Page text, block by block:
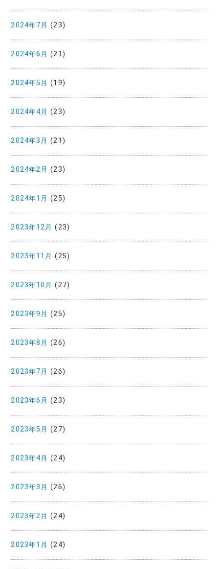
2024年7月 (23)
2024年6月 (21)
2024年5月 (19)
2024年4月 (23)
2024年3月 (21)
2024年2月 (23)
2024年1月 (25)
2023年12月 (23)
2023年11月 (25)
2023年10月 (27)
2023年9月 (25)
2023年8月 (26)
2023年7月 (26)
2023年6月 (23)
2023年5月 (27)
2023年4月 (24)
2023年3月 (26)
2023年2月 (24)
2023年1月 (24)